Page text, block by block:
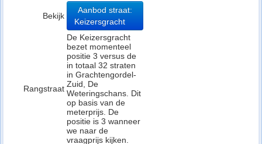
Bekijk
Aanbod straat:
Keizersgracht
Rangstraat
De Keizersgracht
bezet momenteel
positie 3 versus de
in totaal 32 straten
in Grachtengordel-
Zuid, De
Weteringschans. Dit
op basis van de
meterprijs. De
positie is 3 wanneer
we naar de
vraagprijs kijken.